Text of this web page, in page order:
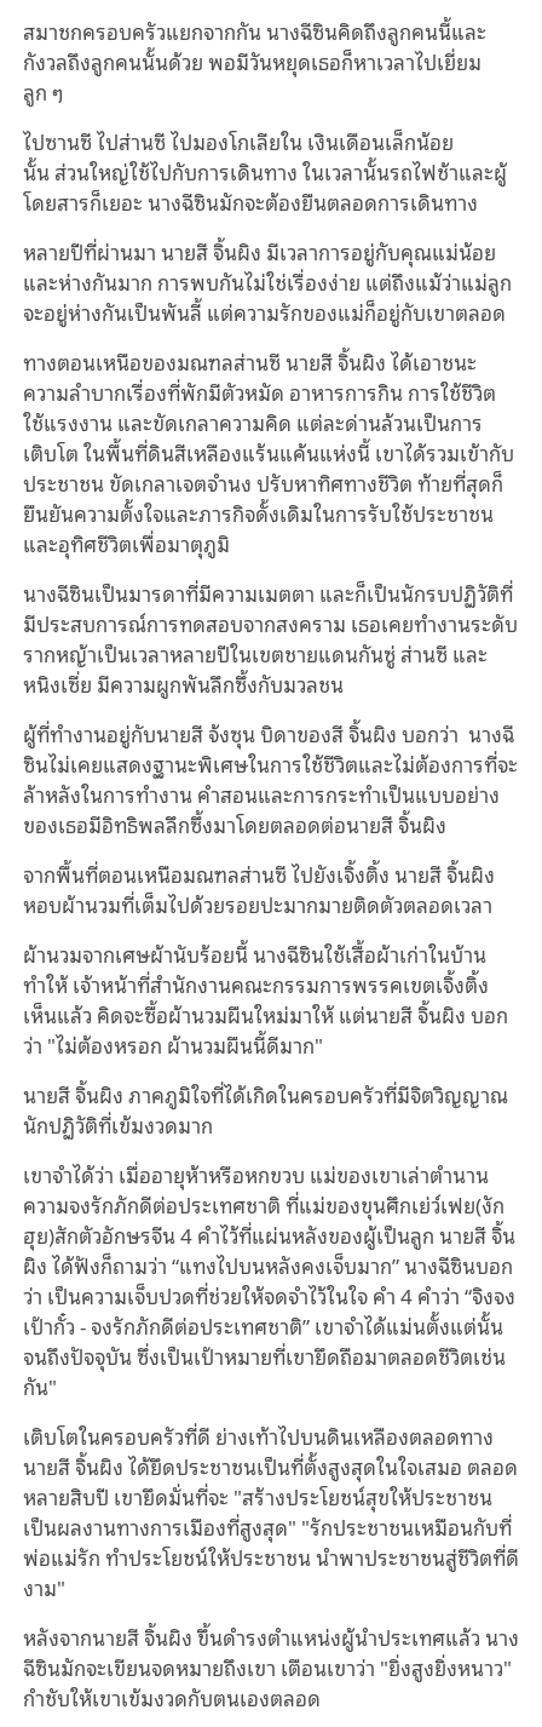
สมาชกครอบครัวแยกจากกัน นางฉีซินคิดถึงลูกคนนี้และ
กังวลถึงลูกคนนั้นด้วย พอมีวันหยุดเธอก็หาเวลาไปเยี่ยม
ลูก ๆ
ไปซานซี ไปส่านซี ไปมองโกเลียใน เงินเดือนเล็กน้อย
นั้น ส่วนใหญ่ใช้ไปกับการเดินทาง ในเวลานั้นรถไฟช้าและผู้
โดยสารก็เยอะ นางฉีซินมักจะต้องยืนตลอดการเดินทาง
หลายปีที่ผ่านมา นายสี จิ้นผิง มีเวลาการอยู่กับคุณแม่น้อย
และห่างกันมาก การพบกันไม่ใช่เรื่องง่าย แต่ถึงแม้ว่าแม่ลูก
จะอยู่ห่างกันเป็นพันลี้ แต่ความรักของแม่ก็อยู่กับเขาตลอด
ทางตอนเหนือของมณฑลส่านซี นายสี จิ้นผิง ได้เอาชนะ
ความลำบากเรื่องที่พักมีตัวหมัด อาหารการกิน การใช้ชีวิต
ใช้แรงงาน และขัดเกลาความคิด แต่ละด่านล้วนเป็นการ
เติบโต ในพื้นที่ดินสีเหลืองแร้นแค้นแห่งนี้ เขาได้รวมเข้ากับ
ประชาชน ขัดเกลาเจตจํานง ปรับหาทิศทางชีวิต ท้ายที่สุดก็
ยืนยันความตั้งใจและภารกิจดั้งเดิมในการรับใช้ประชาชน
และอุทิศชีวิตเพื่อมาตุภูมิ
นางฉีซินเป็นมารดาที่มีความเมตตา และก็เป็นนักรบปฏิวัติที่
มีประสบการณ์การทดสอบจากสงคราม เธอเคยทํางานระดับ
รากหญ้าเป็นเวลาหลายปีในเขตชายแดนกันซู่ ส่านซี และ
หนิงเซี่ย มีความผูกพันลึกซึ้งกับมวลชน
ผู้ที่ทำงานอยู่กับนายสี จ้งซุน บิดาของสี จิ้นผิง บอกว่า นางฉี
ซินไม่เคยแสดงฐานะพิเศษในการใช้ชีวิตและไม่ต้องการที่จะ
ล้าหลังในการทํางาน คำสอนและการกระทำเป็นแบบอย่าง
ของเธอมีอิทธิพลลึกซึ้งมาโดยตลอดต่อนายสี จิ้นผิง
จากพื้นที่ตอนเหนือมณฑลส่านซี ไปยังเจิ้งติ้ง นายสี จิ้นผิง
หอบผ้านวมที่เต็มไปด้วยรอยปะมากมายติดตัวตลอดเวลา
ผ้านวมจากเศษผ้านับร้อยนี้ นางฉีซินใช้เสื้อผ้าเก่าในบ้าน
ทำให้ เจ้าหน้าที่สํานักงานคณะกรรมการพรรคเขตเจิ้งติ้ง
เห็นแล้ว คิดจะซื้อผ้านวมผืนใหม่มาให้ แต่นายสี จิ้นผิง บอก
ว่า "ไม่ต้องหรอก ผ้านวมผืนนี้ดีมาก"
นายสี จิ้นผิง ภาคภูมิใจที่ได้เกิดในครอบครัวที่มีจิตวิญญาณ
นักปฏิวัติที่เข้มงวดมาก
เขาจําได้ว่า เมื่ออายุห้าหรือหกขวบ แม่ของเขาเล่าตำนาน
ความจงรักภักดีต่อประเทศชาติ ที่แม่ของขุนศึกเย่ว์เฟย(งัก
ฮุย)สักตัวอักษรจีน 4 คำไว้ที่แผ่นหลังของผู้เป็นลูก นายสี จิ้น
ผิง ได้ฟังก็ถามว่า “แทงไปบนหลังคงเจ็บมาก” นางฉีซินบอก
ว่า เป็นความเจ็บปวดที่ช่วยให้จดจําไว้ในใจ คํา 4 คำว่า “จิงจง
เป้ากั๋ว - จงรักภักดีต่อประเทศชาติ” เขาจําได้แม่นตั้งแต่นั้น
จนถึงปัจจุบัน ซึ่งเป็นเป้าหมายที่เขายึดถือมาตลอดชีวิตเช่น
กัน"
เติบโตในครอบครัวที่ดี ย่างเท้าไปบนดินเหลืองตลอดทาง
นายสี จิ้นผิง ได้ยึดประชาชนเป็นที่ตั้งสูงสุดในใจเสมอ ตลอด
หลายสิบปี เขายึดมั่นที่จะ "สร้างประโยชน์สุขให้ประชาชน
เป็นผลงานทางการเมืองที่สูงสุด" "รักประชาชนเหมือนกับที่
พ่อแม่รัก ทําประโยชน์ให้ประชาชน นำพาประชาชนสู่ชีวิตที่ดี
งาม"
หลังจากนายสี จิ้นผิง ขึ้นดำรงตําแหน่งผู้นําประเทศแล้ว นาง
ฉีซินมักจะเขียนจดหมายถึงเขา เตือนเขาว่า "ยิ่งสูงยิ่งหนาว"
กำชับให้เขาเข้มงวดกับตนเองตลอด